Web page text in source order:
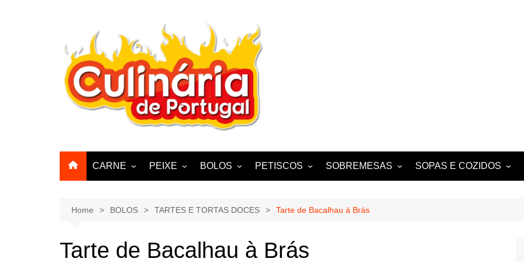
CARNE
FRANGO, PERÚ, PATO
PEIXE
POLVO, LULAS, CHOCO
BOLOS
BISCOITOS
PASTEIS, QUEQUES E
CUPCAKES
PETISCOS
SALADAS
SOBREMESAS
FOLHADOS
SOPAS E COZIDOS
Home BOLOS TARTES E TORTAS DOCES Tarte de Bacalhau à Brás
Tarte de Bacalhau à Brás